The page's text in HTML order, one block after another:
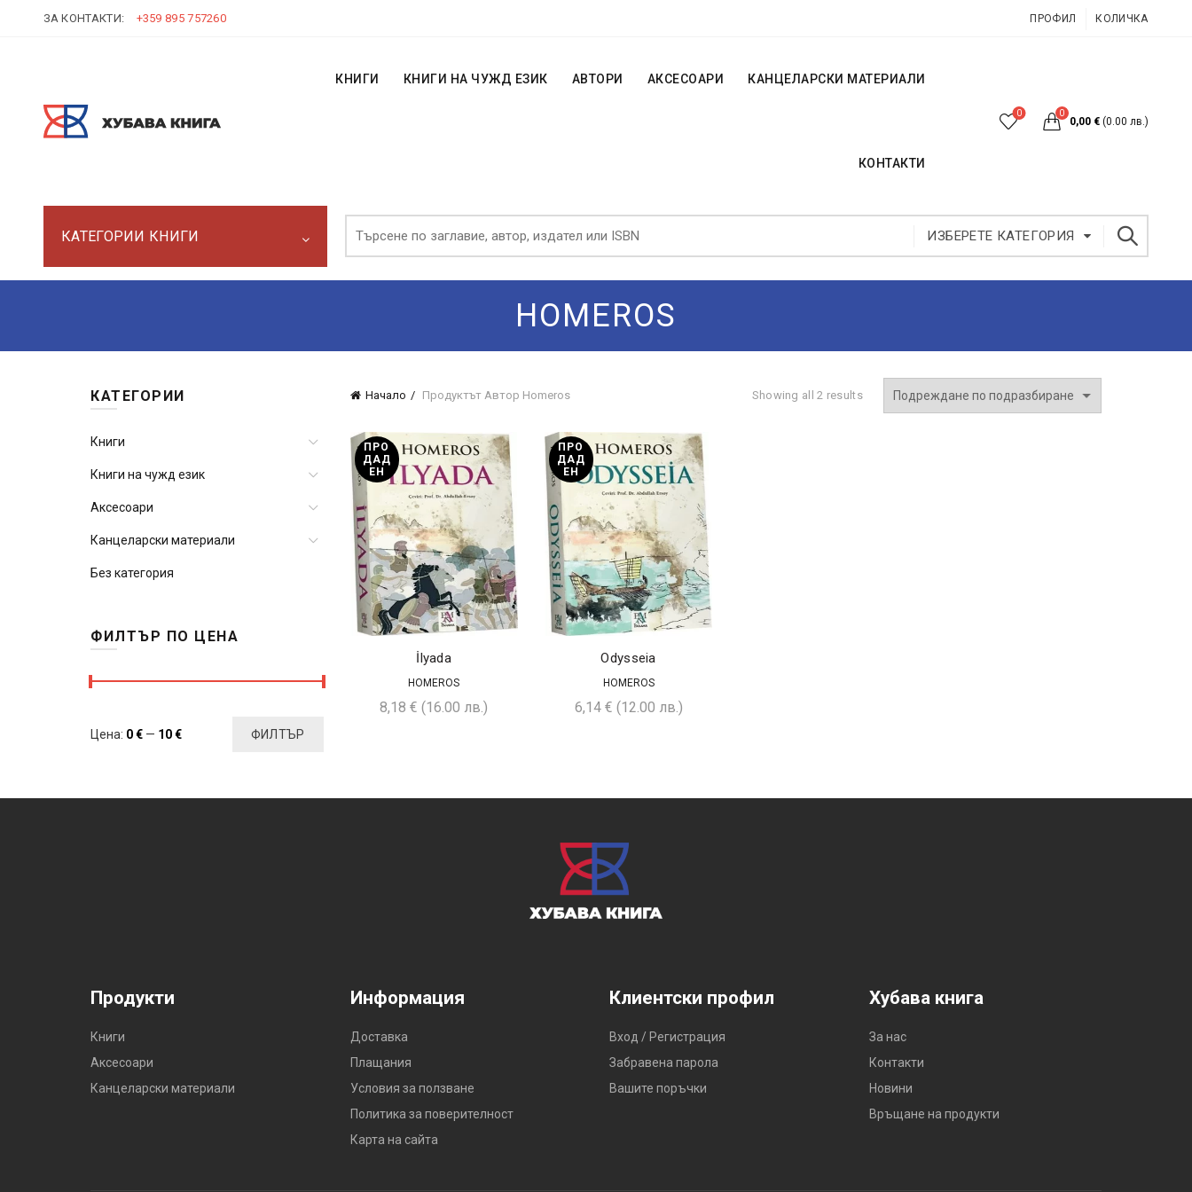
ЗА КОНТАКТИ: +359 895 757260 ПРОФИЛ КОЛИЧКА
КНИГИ КНИГИ НА ЧУЖД ЕЗИК АВТОРИ АКСЕСОАРИ КАНЦЕЛАРСКИ МАТЕРИАЛИ
КОНТАКТИ
0 0
0,00 € (0.00 лв.)
КАТЕГОРИИ КНИГИ ИЗБЕРЕТЕ КАТЕГОРИЯ
HOMEROS
Начало Продуктът Автор Homeros Showing all 2 results
ПРО
ДАД
ЕН
İlyada
HOMEROS
8,18€ (16.00 лв.)
ПРО
ДАД
ЕН
Odysseia
HOMEROS
6,14 € (12.00 лв.)
КАТЕГОРИИ
Книги
Книги на чужд език
Аксесоари
Канцеларски материали
Без категория
ФИЛТЪР ПО ЦЕНА
Минимална
Максимална ФИЛТЪР
Цена: 0 € — 10 €
Продукти
Книги
Аксесоари
Канцеларски материали
Информация
Доставка
Плащания
Условия за ползване
Политика за поверителност
Карта на сайта
Клиентски профил
Вход / Регистрация
Забравена парола
Вашите поръчки
Хубава книга
За нас
Контакти
Новини
Връщане на продукти